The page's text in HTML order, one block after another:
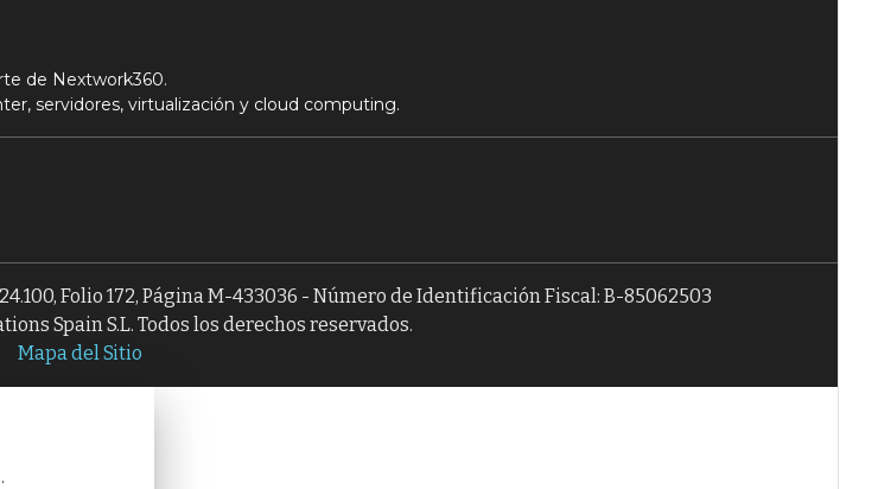
de Nextwork360.
servidores, virtualización y cloud computing.
Folio 172, Página M-433036 - Número de Identificación Fiscal: B-85062503
Spain S.L. Todos los derechos reservados.
Mapa del Sitio